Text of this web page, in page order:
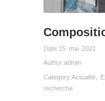
Date:15 mai 2021
Author:admin
Category:Actualité
recherche